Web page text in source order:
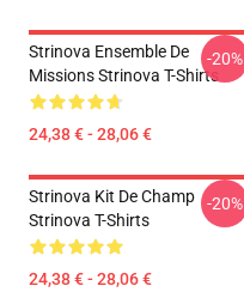
Strinova Ensemble De
Missions Strinova T-Shirts
24,38 € - 28,06 €
-20%
Strinova Kit De Champ
Strinova T-Shirts
24,38 € - 28,06 €
-20%